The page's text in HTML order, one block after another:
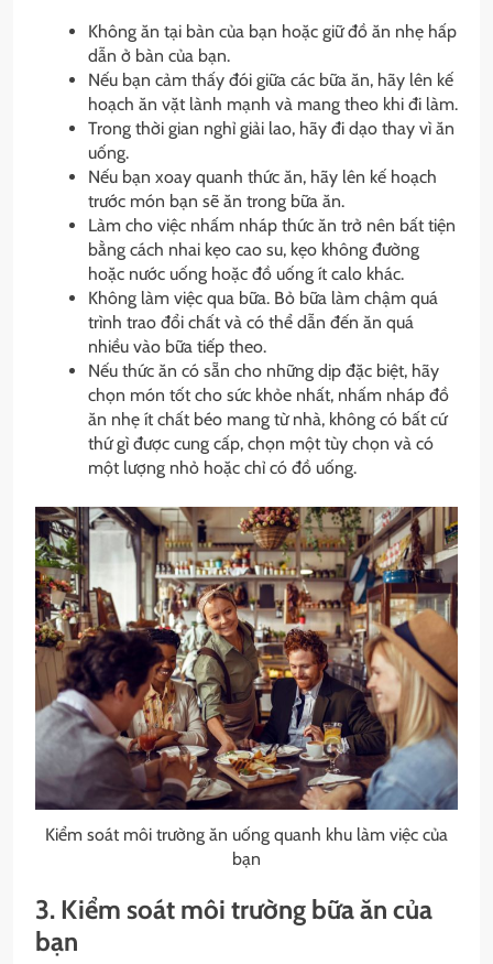
Không ăn tại bàn của bạn hoặc giữ đồ ăn nhẹ hấp
dẫn ở bàn của bạn.
Nếu bạn cảm thấy đói giữa các bữa ăn, hãy lên kế
hoạch ăn vặt lành mạnh và mang theo khi đi làm.
Trong thời gian nghỉ giải lao, hãy đi dạo thay vì ăn
uống.
Nếu bạn xoay quanh thức ăn, hãy lên kế hoạch
trước món bạn sẽ ăn trong bữa ăn.
Làm cho việc nhấm nháp thức ăn trở nên bất tiện
bằng cách nhai kẹo cao su, kẹo không đường
hoặc nước uống hoặc đồ uống ít calo khác.
Không làm việc qua bữa. Bỏ bữa làm chậm quá
trình trao đổi chất và có thể dẫn đến ăn quá
nhiều vào bữa tiếp theo.
Nếu thức ăn có sẵn cho những dịp đặc biệt, hãy
chọn món tốt cho sức khỏe nhất, nhấm nháp đồ
ăn nhẹ ít chất béo mang từ nhà, không có bất cứ
thứ gì được cung cấp, chọn một tùy chọn và có
một lượng nhỏ hoặc chỉ có đồ uống.
Kiểm soát môi trường ăn uống quanh khu làm việc của
bạn
3. Kiểm soát môi trường bữa ăn của
bạn